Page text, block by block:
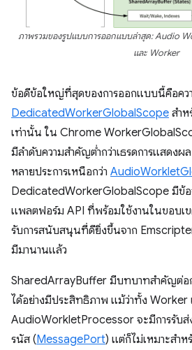
ภาพรวมของรูปแบบการออกแบบล่าสุด: Audio
และ Worker
ข้อดีข้อใหญ่ที่สุดของการออกแบบนี้คือควา
DedicatedWorkerGlobalScope สำห
เท่านั้น ใน Chrome
มีลําดับความสําคัญต่ำกว่าเธรดการแสดง
หลายประการเหนือกว่า
DedicatedWorkerGlobalScope มีข้อ
แพลตฟอร์ม API ที่พร้อมใช้งานในขอบเ
รับการสนับสนุนที่ดียิ่งขึ้นจาก
มีมานานแล้ว
SharedArrayBuffer มีบทบาทสําคัญต่อ
ได้อย่างมีประสิทธิภาพ แม้ว่าทั้ง Worker
AudioWorkletProcessor จะมีการรับส่
รนัส (MessagePort) แต่ก็ไม่เหมาะสําห